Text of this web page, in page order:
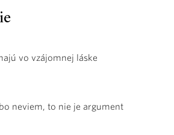
vo vzájomnej láske
neviem, to nie je argument